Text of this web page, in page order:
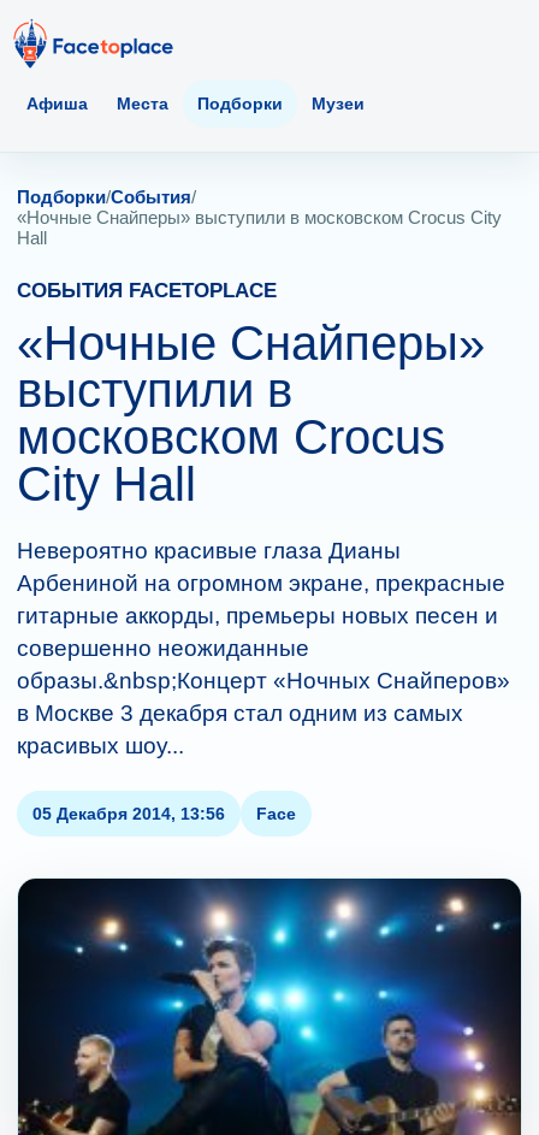
Афиша Места Подборки Музеи
Подборки/События/
«Ночные Снайперы» выступили в московском Crocus City
Hall
СОБЫТИЯ FACETOPLACE
«Ночные Снайперы»
выступили в
московском Crocus
City Hall
Невероятно красивые глаза Дианы
Арбениной на огромном экране, прекрасные
гитарные аккорды, премьеры новых песен и
совершенно неожиданные
образы.&nbsp;Концерт «Ночных Снайперов»
в Москве 3 декабря стал одним из самых
красивых шоу...
05 Декабря 2014, 13:56 Face